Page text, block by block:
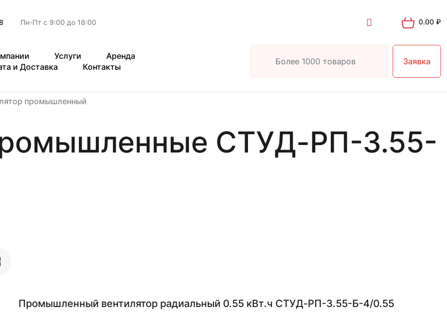
Пн-Пт с 9:00 до 18:00 0.00 ₽
Услуги
Аренда
и Доставка
Контакты
Заявка
промышленный
СТУД-РП-3.55-
Промышленный вентилятор радиальный 0.55 кВт.ч СТУД-РП-3.55-Б-4/0.55